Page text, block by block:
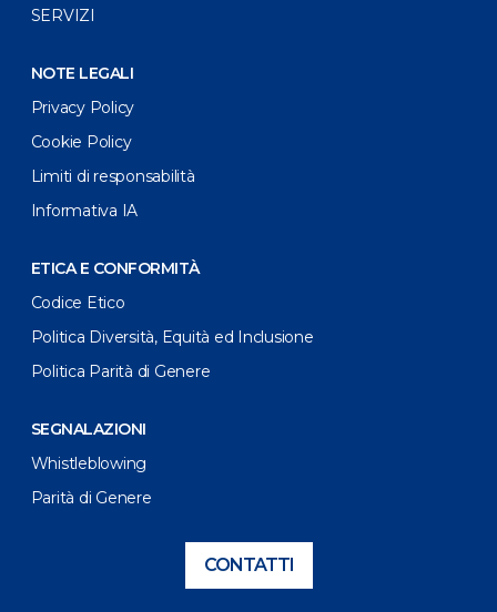
SERVIZI
NOTE LEGALI
Privacy Policy
Cookie Policy
Limiti di responsabilità
Informativa IA
ETICA E CONFORMITÀ
Codice Etico
Politica Diversità, Equità ed Inclusione
Politica Parità di Genere
SEGNALAZIONI
Whistleblowing
Parità di Genere
CONTATTI